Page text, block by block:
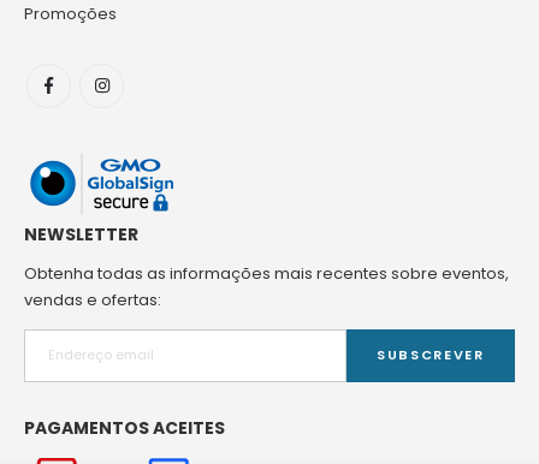
Promoções
NEWSLETTER
Obtenha todas as informações mais recentes sobre eventos,
vendas e ofertas:
SUBSCREVER
PAGAMENTOS ACEITES